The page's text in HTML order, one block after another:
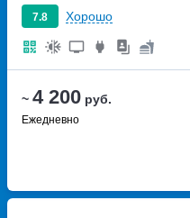
~ 4 200 руб.
Ежедневно
7.8 Хорошо